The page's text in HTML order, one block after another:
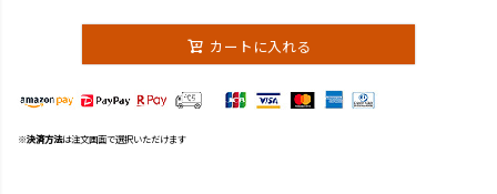
カートに入れる
※決済方法は注文画面で選択いただけます